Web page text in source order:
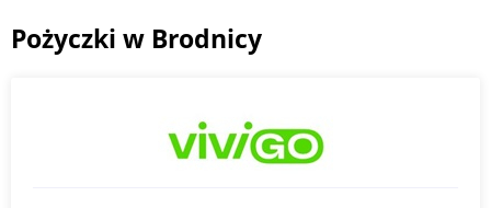
Pożyczki w Brodnicy